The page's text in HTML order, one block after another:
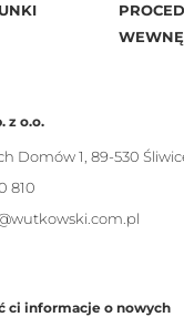
z o.o.
Domów 1, 89-530
810
ci informacje o nowych